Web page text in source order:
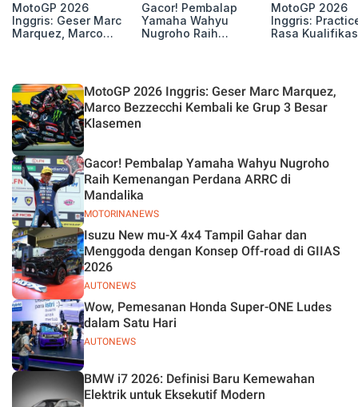
MotoGP 2026
Inggris: Geser Marc
Marquez, Marco
Gacor! Pembalap
Yamaha Wahyu
Nugroho Raih
MotoGP 2026
Inggris:
Rasa
Silverstone!
MotoGP 2026 Inggris: Geser Marc Marquez,
Marco Bezzecchi Kembali ke Grup 3 Besar
Klasemen
MOTORINANEWS
Gacor! Pembalap Yamaha Wahyu Nugroho
Raih Kemenangan Perdana ARRC di
Mandalika
AUTONEWS
Isuzu New mu-X 4x4 Tampil Gahar dan
Menggoda dengan Konsep Off-road di GIIAS
2026
AUTONEWS
Wow, Pemesanan Honda Super-ONE Ludes
dalam Satu Hari
BMW i7 2026: Definisi Baru Kemewahan
Elektrik untuk Eksekutif Modern